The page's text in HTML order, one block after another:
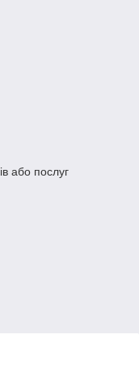
або послуг